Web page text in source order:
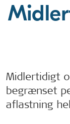
Midlertidigt
begrænset
aflastning